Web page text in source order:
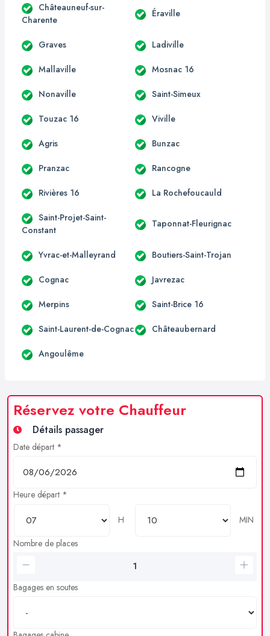
Châteauneuf-sur-
Charente
Éraville
Graves Ladiville
Mallaville Mosnac 16
Nonaville Saint-Simeux
Touzac 16 Viville
Agris Bunzac
Pranzac Rancogne
Rivières 16 La Rochefoucauld
Saint-Projet-Saint-
Constant
Taponnat-Fleurignac
Yvrac-et-Malleyrand Boutiers-Saint-Trojan
Cognac Javrezac
Merpins Saint-Brice 16
Saint-Laurent-de-Cognac Châteaubernard
Angoulême
Réservez votre Chauffeur
Détails passager
Date départ *
Heure départ *
H
MIN
Nombre de places
Bagages en soutes